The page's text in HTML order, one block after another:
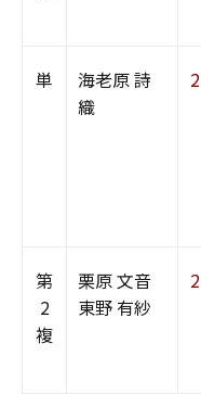
単
海老原 詩
織
2
第
2
複
栗原 文音
東野 有紗
2